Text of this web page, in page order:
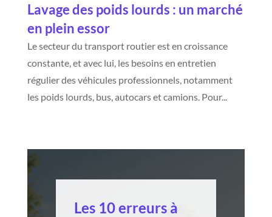
Lavage des poids lourds : un marché
en plein essor
Le secteur du transport routier est en croissance
constante, et avec lui, les besoins en entretien
régulier des véhicules professionnels, notamment
les poids lourds, bus, autocars et camions. Pour...
Les 10 erreurs à